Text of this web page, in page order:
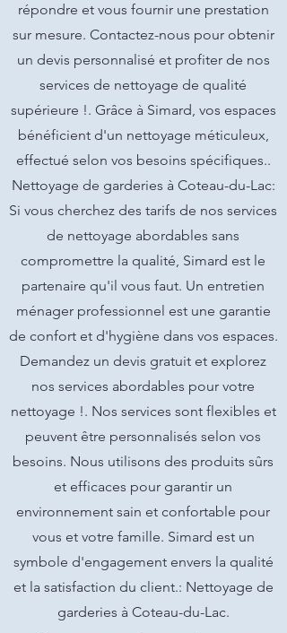
répondre et vous fournir une prestation
sur mesure. Contactez-nous pour obtenir
un devis personnalisé et profiter de nos
services de nettoyage de qualité
supérieure !. Grâce à Simard, vos espaces
bénéficient d'un nettoyage méticuleux,
effectué selon vos besoins spécifiques..
Nettoyage de garderies à Coteau-du-Lac:
Si vous cherchez des tarifs de nos services
de nettoyage abordables sans
compromettre la qualité, Simard est le
partenaire qu'il vous faut. Un entretien
ménager professionnel est une garantie
de confort et d'hygiène dans vos espaces.
Demandez un devis gratuit et explorez
nos services abordables pour votre
nettoyage !. Nos services sont flexibles et
peuvent être personnalisés selon vos
besoins. Nous utilisons des produits sûrs
et efficaces pour garantir un
environnement sain et confortable pour
vous et votre famille. Simard est un
symbole d'engagement envers la qualité
et la satisfaction du client.: Nettoyage de
garderies à Coteau-du-Lac.